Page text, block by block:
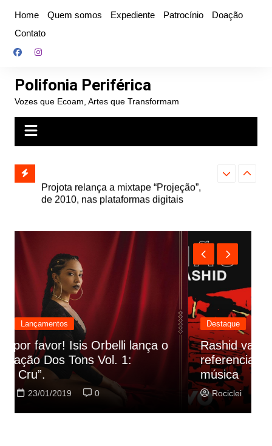
conteúdo
Home Quem somos Expediente Patrocínio
Doação
Contato
Polifonia Periférica
Vozes que Ecoam, Artes que Transformam
e abre
autoral,
de 2010, nas plataformas digitais
Farofa
Destaque Lançamentos
Rashid vai buscar nos HQs as
referencias do clipe de sua nova
música
Rociclei 22/01/2019